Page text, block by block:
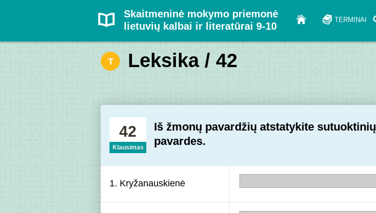
Skaitmeninė mokymo priemonė
lietuvių kalbai ir literatūrai 9-10
TERMINAI
T Leksika / 42
42
Klausimas
Iš žmonų pavardžių atstatykite sutuoktinių
pavardes.
1. Kryžanauskienė